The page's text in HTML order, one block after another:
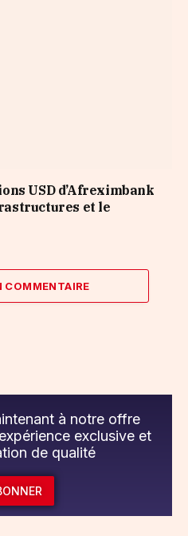
USD d’Afreximbank
et le
COMMENTAIRE
à notre offre
exclusive et
de qualité